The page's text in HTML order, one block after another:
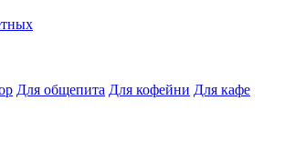
Для общепита Для кофейни Для кафе